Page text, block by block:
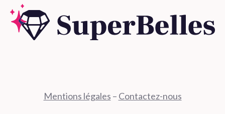
Mentions légales – Contactez-nous